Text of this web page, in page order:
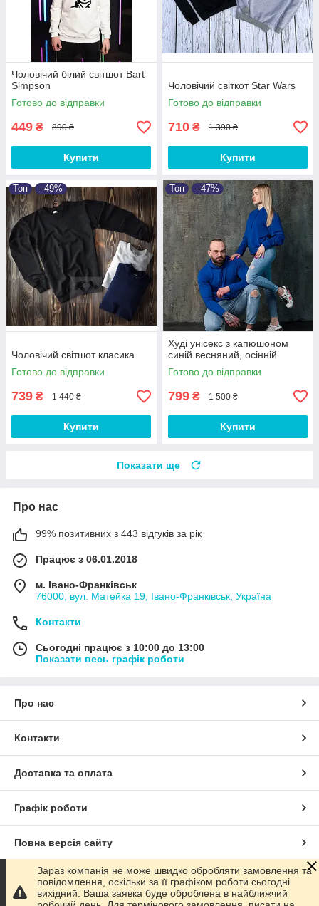
Чоловічий білий світшот Bart
Simpson
Готово до відправки
449 ₴ 890 ₴
Купити
Чоловічий світкот Star Wars
Готово до відправки
710 ₴ 1 390 ₴
Купити
Топ –49%
Чоловічий світшот класика
Готово до відправки
739 ₴ 1 440 ₴
Купити
Топ –47%
Худі унісекс з капюшоном
синій весняний, осінній
Готово до відправки
799 ₴ 1 500 ₴
Купити
Показати ще
Про нас
99% позитивних з 443 відгуків за рік
Працює з 06.01.2018
м. Івано-Франківськ
76000, вул. Матейка 19, Івано-Франківськ, Україна
Контакти
Сьогодні працює з 10:00 до 13:00
Показати весь графік роботи
Про нас
Контакти
Доставка та оплата
Графік роботи
Повна версія сайту
Сайт створено на маркетплейсіProm.ua
Зараз компанія не може швидко обробляти замовлення та
повідомлення, оскільки за її графіком роботи сьогодні
вихідний. Ваша заявка буде оброблена в найближчий